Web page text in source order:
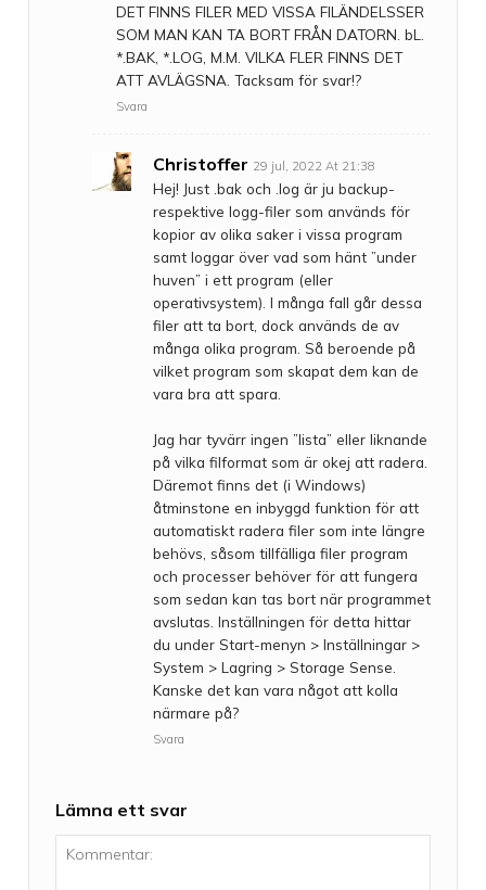
DET FINNS FILER MED VISSA FILÄNDELSSER
SOM MAN KAN TA BORT FRÅN DATORN. bL.
*.BAK, *.LOG, M.M. VILKA FLER FINNS DET
ATT AVLÄGSNA. Tacksam för svar!?
Svara
Christoffer 29 jul, 2022 At 21:38
Hej! Just .bak och .log är ju backup-
respektive logg-filer som används för
kopior av olika saker i vissa program
samt loggar över vad som hänt ”under
huven” i ett program (eller
operativsystem). I många fall går dessa
filer att ta bort, dock används de av
många olika program. Så beroende på
vilket program som skapat dem kan de
vara bra att spara.
Jag har tyvärr ingen ”lista” eller liknande
på vilka filformat som är okej att radera.
Däremot finns det (i Windows)
åtminstone en inbyggd funktion för att
automatiskt radera filer som inte längre
behövs, såsom tillfälliga filer program
och processer behöver för att fungera
som sedan kan tas bort när programmet
avslutas. Inställningen för detta hittar
du under Start-menyn > Inställningar >
System > Lagring > Storage Sense.
Kanske det kan vara något att kolla
närmare på?
Svara
Lämna ett svar